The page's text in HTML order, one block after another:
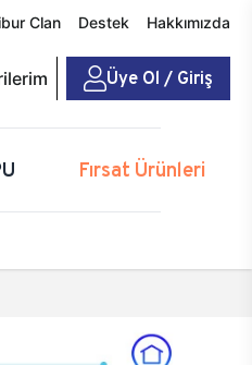
Clan Destek Hakkımızda
Üye Ol / Giriş
Fırsat Ürünleri